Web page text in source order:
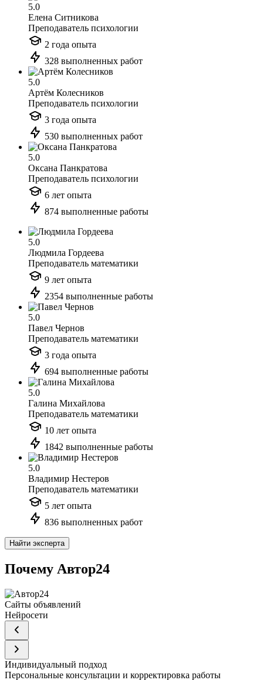
5.0
Елена Ситникова
Преподаватель психологии
2 года опыта
328 выполненных работ
5.0
Артём Колесников
Преподаватель психологии
3 года опыта
530 выполненных работ
5.0
Оксана Панкратова
Преподаватель психологии
6 лет опыта
874 выполненные работы
5.0
Людмила Гордеева
Преподаватель математики
9 лет опыта
2354 выполненные работы
5.0
Павел Чернов
Преподаватель математики
3 года опыта
694 выполненные работы
5.0
Галина Михайлова
Преподаватель математики
10 лет опыта
1842 выполненные работы
5.0
Владимир Нестеров
Преподаватель математики
5 лет опыта
836 выполненных работ
Найти эксперта
Почему Автор24
Сайты объявлений
Нейросети
Индивидуальный подход
Персональные консультации и корректировка работы